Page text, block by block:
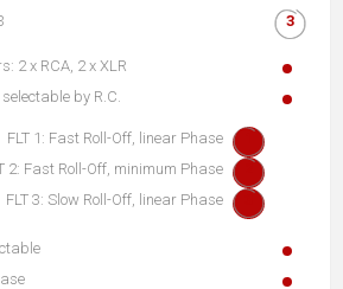
2 x RCA, 2 x XLR
by R.C.
FLT 1: Fast Roll-Off, linear Phase
2: Fast Roll-Off, minimum Phase
FLT 3: Slow Roll-Off, linear Phase